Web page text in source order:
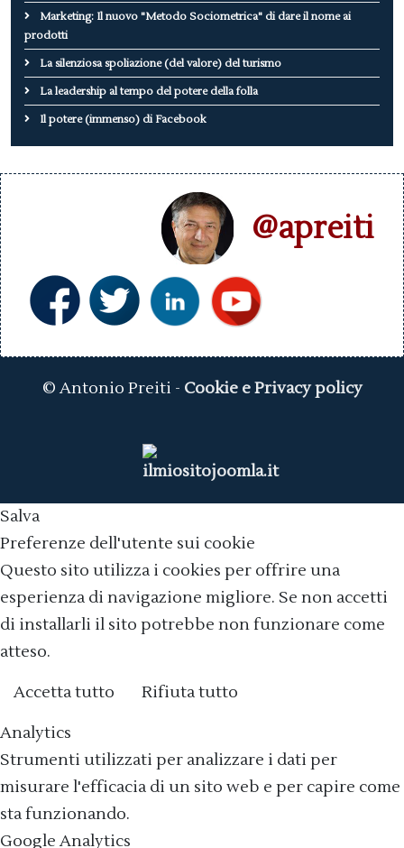
Marketing: Il nuovo "Metodo Sociometrica" di dare il nome ai
prodotti
La silenziosa spoliazione (del valore) del turismo
La leadership al tempo del potere della folla
Il potere (immenso) di Facebook
@apreiti
© Antonio Preiti - Cookie e Privacy policy
Salva
Preferenze dell'utente sui cookie
Questo sito utilizza i cookies per offrire una
esperienza di navigazione migliore. Se non accetti
di installarli il sito potrebbe non funzionare come
atteso.
Accetta tutto
Rifiuta tutto
Analytics
Strumenti utilizzati per analizzare i dati per
misurare l'efficacia di un sito web e per capire come
sta funzionando.
Google Analytics